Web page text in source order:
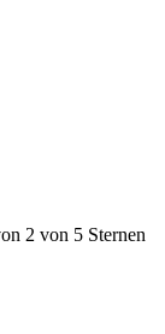
2 von 5 Sternen